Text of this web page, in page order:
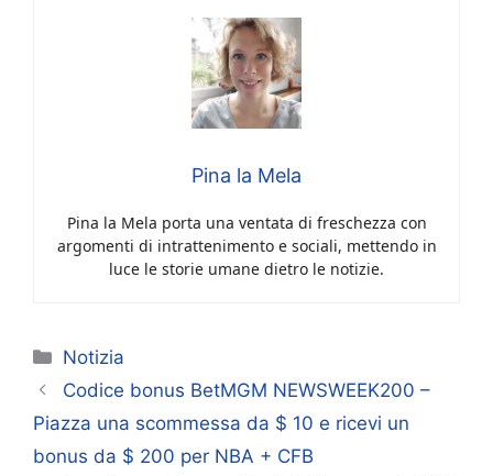
Pina la Mela
Pina la Mela porta una ventata di freschezza con
argomenti di intrattenimento e sociali, mettendo in
luce le storie umane dietro le notizie.
Categorie
Notizia
Codice bonus BetMGM NEWSWEEK200 –
Piazza una scommessa da $ 10 e ricevi un
bonus da $ 200 per NBA + CFB